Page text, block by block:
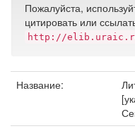
Пожалуйста,
цитировать или
http://elib.uraic.ru/
Название: